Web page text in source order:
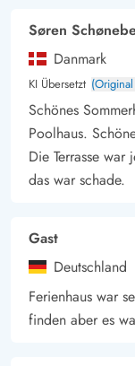
und einen
entfernt. Hier
den alltäglichen
Søren
Danmark
KI Übersetzt
Schönes
Poolhaus.
Die Terrasse war
das war schade.
Gast
Deutschland
Ferienhaus war
finden aber es